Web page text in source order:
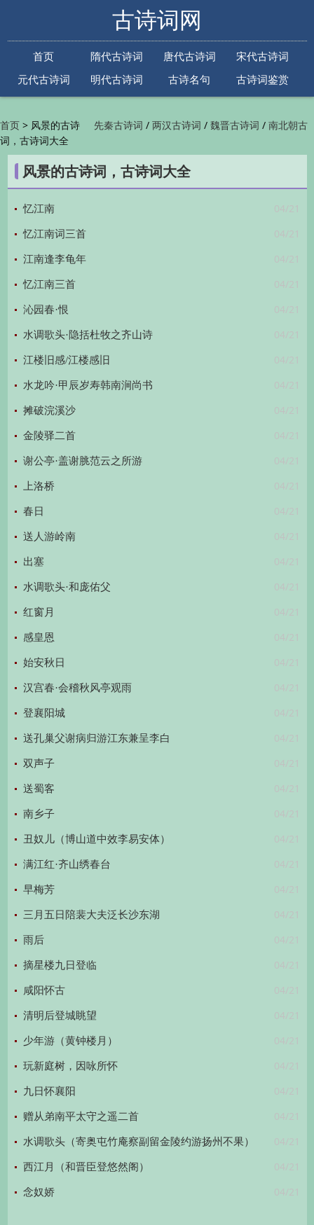
古诗词网
首页 隋代古诗词 唐代古诗词
宋代古诗词
元代古诗词
明代古诗词 古诗名句
古诗词鉴赏
先秦古诗词 /两汉古诗词 /魏晋古诗词 /南北朝古
代古诗词/金朝古诗词/元代古诗词/明代古诗词
/清代古诗词/近现代古诗词
鉴赏/古诗下一句/古诗上一句/
首页 > 风景的古诗
词，古诗词大全
风景的古诗词，古诗词大全
04/21
忆江南
04/21
忆江南词三首
04/21
江南逢李龟年
04/21
忆江南三首
04/21
沁园春·恨
04/21
水调歌头·隐括杜牧之齐山诗
04/21
江楼旧感/江楼感旧
04/21
水龙吟·甲辰岁寿韩南涧尚书
04/21
摊破浣溪沙
04/21
金陵驿二首
04/21
谢公亭·盖谢脁范云之所游
04/21
上洛桥
04/21
春日
04/21
送人游岭南
04/21
出塞
04/21
水调歌头·和庞佑父
04/21
红窗月
04/21
感皇恩
04/21
始安秋日
04/21
汉宫春·会稽秋风亭观雨
04/21
登襄阳城
04/21
送孔巢父谢病归游江东兼呈李白
04/21
双声子
04/21
送蜀客
04/21
南乡子
04/21
丑奴儿（博山道中效李易安体）
04/21
满江红·齐山绣春台
04/21
早梅芳
04/21
三月五日陪裴大夫泛长沙东湖
04/21
雨后
04/21
摘星楼九日登临
04/21
咸阳怀古
04/21
清明后登城眺望
04/21
少年游（黄钟楼月）
04/21
玩新庭树，因咏所怀
04/21
九日怀襄阳
04/21
赠从弟南平太守之遥二首
04/21
水调歌头（寄奥屯竹庵察副留金陵约游扬州不果）
04/21
西江月（和晋臣登悠然阁）
04/21
念奴娇